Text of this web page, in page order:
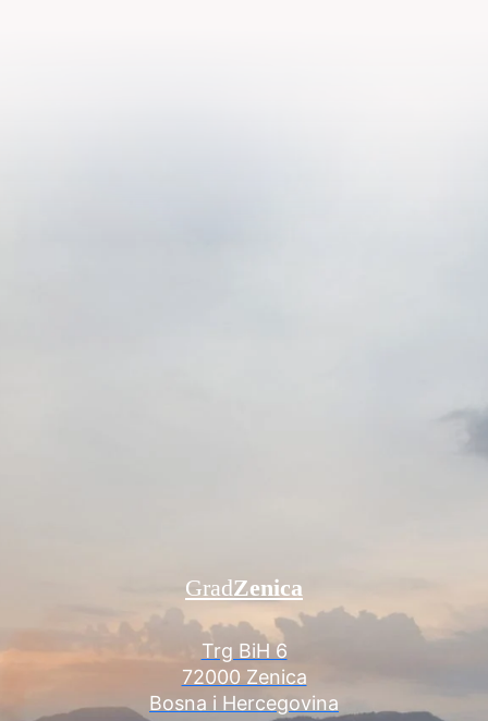
Trg BiH 6
72000 Zenica
Bosna i Hercegovina
GradZenica